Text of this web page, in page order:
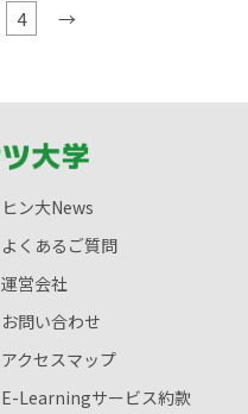
4 →
ヒン大News
よくあるご質問
運営会社
お問い合わせ
アクセスマップ
E-Learningサービス約款